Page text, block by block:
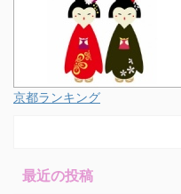
京都ランキング
最近の投稿